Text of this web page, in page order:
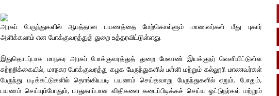
அரசுப் பேருந்துகளில் ஆபத்தான பயணத்தை மேற்கொள்ளும் மாணவர்கள் மீது புகார்
அளிக்கலாம் என போக்குவரத்துத் துறை உத்தரவிட்டுள்ளது.
இதுதொடர்பாக மாநகர அரசுப் போக்குவரத்துத் துறை மேலாண் இயக்குநர் வெளியிட்டுள்ள
சுற்றறிக்கையில், மாநகர போக்குவரத்து கழக பேருந்துகளில் பள்ளி மற்றும் கல்லூரி மாணவர்கள்
பேருந்து படிக்கட்டுகளில் தொங்கியபடி பயணம் செய்தவாறு பேருந்துகளில் ஏறும், போதும்,
பயணம் செய்யும்போதும், பாதுகாப்பான விதிகளை கடைப்பிடிக்கச் செய்ய ஓட்டுநர்கள் மற்றும்